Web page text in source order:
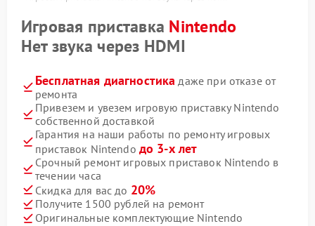
Игровая приставка Nintendo
Нет звука через HDMI
Бесплатная диагностика даже при отказе от
ремонта
Привезем и увезем игровую приставку Nintendo
собственной доставкой
Гарантия на наши работы по ремонту игровых
приставок Nintendo до 3-х лет
Срочный ремонт игровых приставок Nintendo в
течении часа
Скидка для вас до 20%
Получите 1500 рублей на ремонт
Оригинальные комплектующие Nintendo